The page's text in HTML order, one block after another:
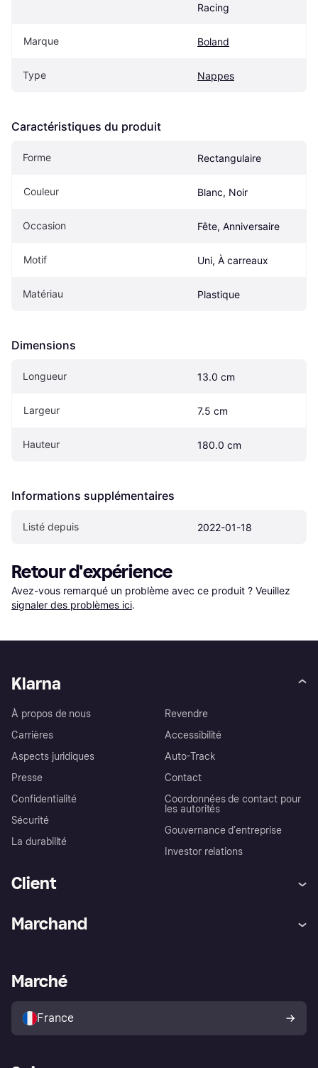
Racing
Marque Boland
Type Nappes
Caractéristiques du produit
Forme Rectangulaire
Couleur Blanc, Noir
Occasion Fête, Anniversaire
Motif Uni, À carreaux
Matériau Plastique
Dimensions
Longueur 13.0 cm
Largeur 7.5 cm
Hauteur 180.0 cm
Informations supplémentaires
Listé depuis 2022-01-18
Retour d'expérience
Avez-vous remarqué un problème avec ce produit ? Veuillez
signaler des problèmes ici.
Klarna
À propos de nous
Carrières
Aspects juridiques
Presse
Confidentialité
Sécurité
La durabilité
Revendre
Accessibilité
Auto-Track
Contact
Coordonnées de contact pour
les autorités
Gouvernance d’entreprise
Investor relations
Client
Explorez les magasins
Politique de protection de
l’acheteur Klarna
Marchand
Portail Marchand
Marché
France